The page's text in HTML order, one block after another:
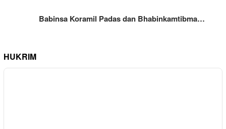
Babinsa Koramil Padas dan Bhabinkamtibma…
HUKRIM